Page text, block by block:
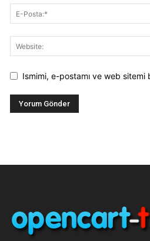
Ismimi, e-postamı ve web